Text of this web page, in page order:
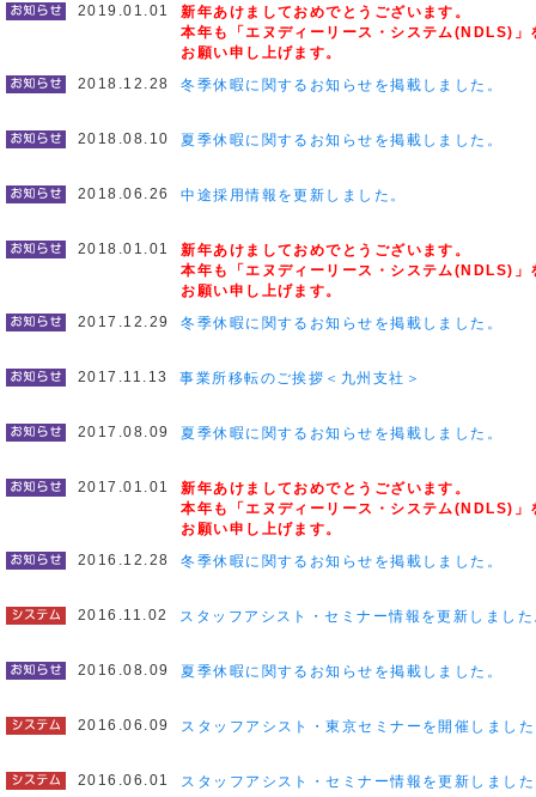
2019.01.01
新年あけましておめでとうございます。
本年も「エヌディーリース・システム(NDLS)」
お願い申し上げます。
2018.12.28
冬季休暇に関するお知らせを掲載しました。
2018.08.10 夏季休暇に関するお知らせを掲載しました。
2018.06.26 中途採用情報を更新しました。
2018.01.01
新年あけましておめでとうございます。
本年も「エヌディーリース・システム(NDLS)」
お願い申し上げます。
2017.12.29
冬季休暇に関するお知らせを掲載しました。
2017.11.13 事業所移転のご挨拶＜九州支社＞
2017.08.09 夏季休暇に関するお知らせを掲載しました。
2017.01.01
新年あけましておめでとうございます。
本年も「エヌディーリース・システム(NDLS)」
お願い申し上げます。
2016.12.28
冬季休暇に関するお知らせを掲載しました。
2016.11.02 スタッフアシスト・セミナー情報を更新しまし
2016.08.09 夏季休暇に関するお知らせを掲載しました。
2016.06.09 スタッフアシスト・東京セミナーを開催しまし
2016.06.01 スタッフアシスト・セミナー情報を更新しまし